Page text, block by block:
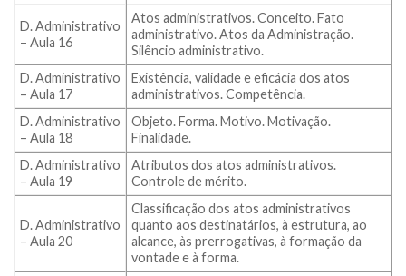
D. Administrativo
– Aula 16
Atos administrativos. Conceito. Fato
administrativo. Atos da Administração.
Silêncio administrativo.
D. Administrativo
– Aula 17
Existência, validade e eficácia dos atos
administrativos. Competência.
D. Administrativo
– Aula 18
Objeto. Forma. Motivo. Motivação.
Finalidade.
D. Administrativo
– Aula 19
Atributos dos atos administrativos.
Controle de mérito.
D. Administrativo
– Aula 20
Classificação dos atos administrativos
quanto aos destinatários, à estrutura, ao
alcance, às prerrogativas, à formação da
vontade e à forma.